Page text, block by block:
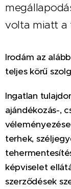
volta miatt a
Irodám az
teljes körű
Ingatlan
ajándékozás-,
terhek,
képviselet
szerződések